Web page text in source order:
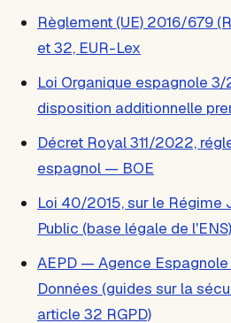
Règlement (UE) 2016/679
et 32, EUR-Lex
Loi Organique espagnole
disposition additionnelle
Décret Royal 311/2022,
espagnol — BOE
Loi 40/2015, sur le Régime
Public (base légale de
AEPD — Agence
Données (guides sur la
article 32 RGPD)